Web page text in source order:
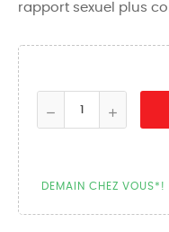
rapport sexuel plus
DEMAIN CHEZ VOUS*!